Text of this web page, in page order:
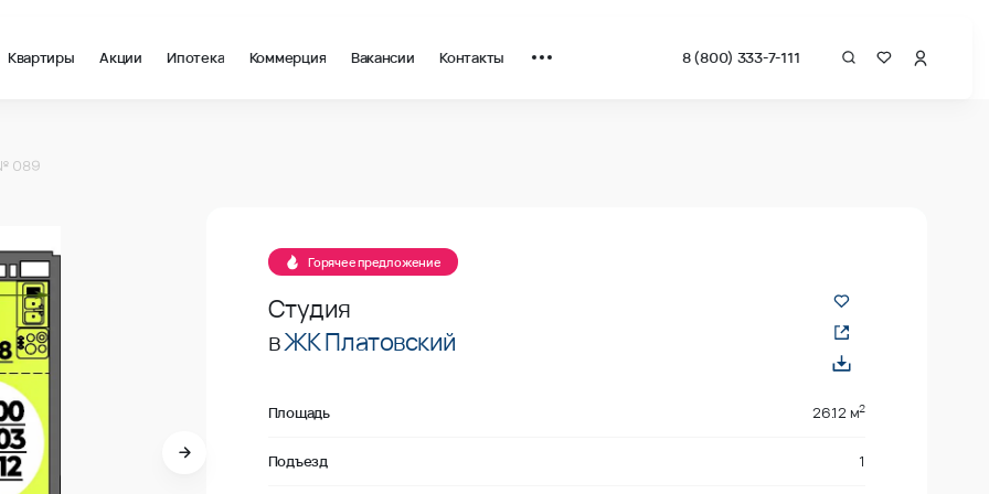
Квартиры Акции Ипотека Коммерция Вакансии Контакты 8 (800) 333-7-111
089
Горячее предложение
Студия
вЖК Платовский
Площадь 26.12 м2
Подъезд 1